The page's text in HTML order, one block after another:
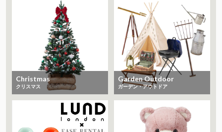
Christmas
クリスマス
Garden Outdoor
ガーデン・アウトドア